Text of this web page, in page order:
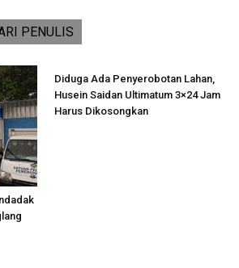
PENULIS
Diduga Ada Penyerobotan Lahan,
Husein Saidan Ultimatum 3×24 Jam
Harus Dikosongkan